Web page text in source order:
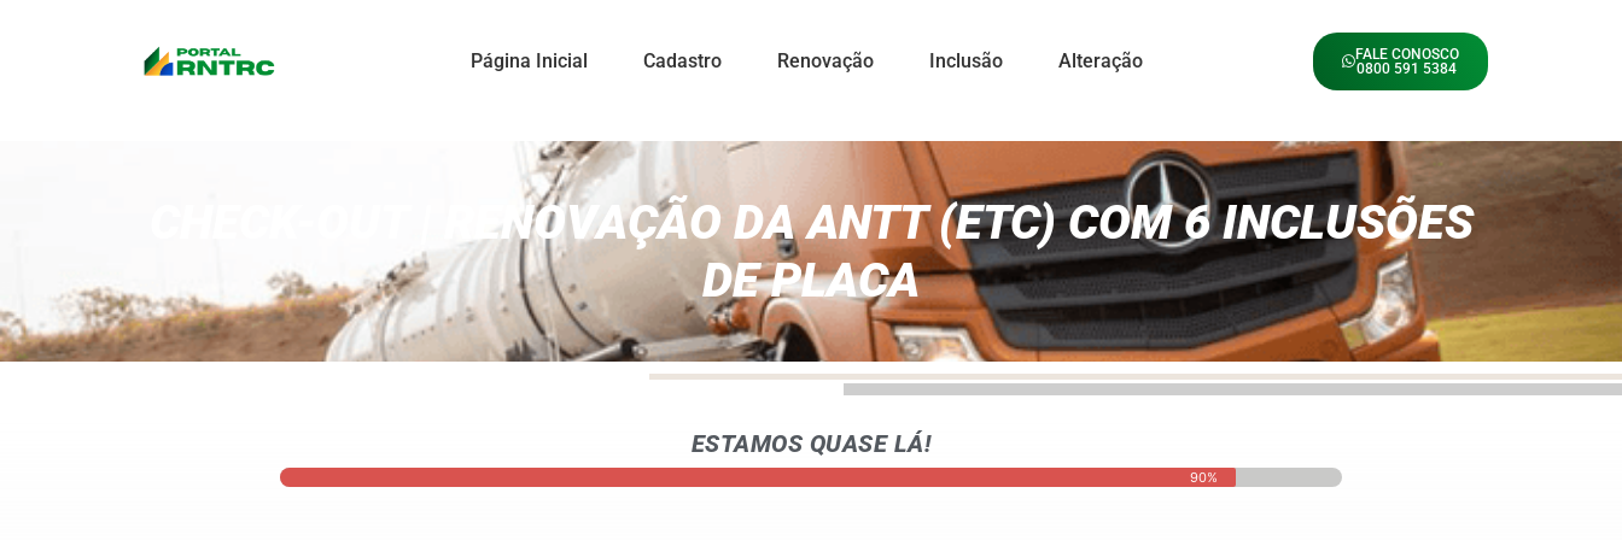
Página Inicial Cadastro Renovação Inclusão Alteração
FALE CONOSCO
0800 591 5384
CHECK-OUT | RENOVAÇÃO DA ANTT (ETC) COM 6 INCLUSÕES
DE PLACA
ESTAMOS QUASE LÁ!
90%